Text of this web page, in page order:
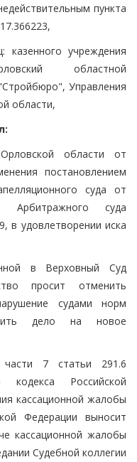
пункта
казенного учреждения
областной
Управления
области,
области от
постановлением
суда от
Арбитражного суда
в удовлетворении иска
в Верховный Суд
просит отменить
судами норм
дело на новое
7 статьи 291.6
кодекса Российской
кассационной жалобы
Федерации выносит
кассационной жалобы
Судебной коллегии